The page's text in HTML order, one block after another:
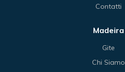
Contatti
Madeira
Gite
Chi Siamo